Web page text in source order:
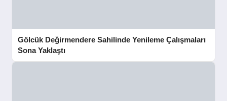
Gölcük Değirmendere Sahilinde Yenileme Çalışmaları
Sona Yaklaştı